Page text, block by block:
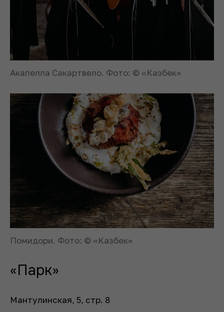
Акапелла Сакартвело. Фото: © «Казбек»
Помидори. Фото: © «Казбек»
«‎Парк»‎
Мантулинская, 5, стр. 8